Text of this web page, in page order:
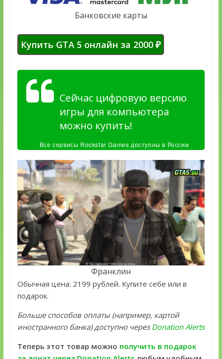
Банковские карты
Купить GTA 5 онлайн за 2000 ₽
Сейчас цифровую версию
игры для компьютера
можно купить!
Все сервисы Rockstar Games доступны в России
и других странах
Франклин
Обычная цена: 2199 рублей. Купите себе или в
подарок.
Больше способов оплаты (например, картой
иностранного банка) доступно через Donation Alerts
Теперь этот товар можно получить в подарок